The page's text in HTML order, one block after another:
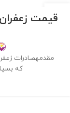
17
بهمن
قیمت زعفران
مقدمهصادرات
که